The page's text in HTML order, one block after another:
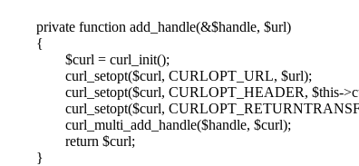
private function add_handle(&$handle, $url)
{
$curl = curl_init();
curl_setopt($curl, CURLOPT_URL, $url);
curl_setopt($curl, CURLOPT_HEADER, $this-
curl_setopt($curl,
curl_multi_add_handle($handle, $curl);
return $curl;
}